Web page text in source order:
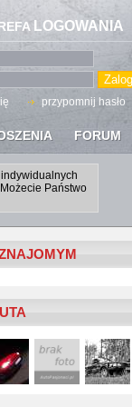
FORUM
LOGOWANIA
przypomnij hasło
Państwo